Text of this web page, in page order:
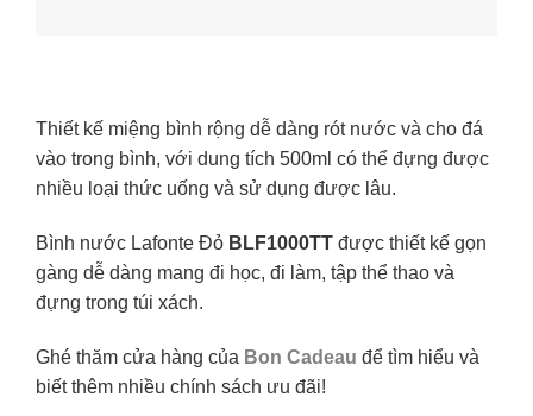
Thiết kế miệng bình rộng dễ dàng rót nước và cho đá
vào trong bình, với dung tích 500ml có thể đựng được
nhiều loại thức uống và sử dụng được lâu.
Bình nước Lafonte Đỏ BLF1000TT được thiết kế gọn
gàng dễ dàng mang đi học, đi làm, tập thể thao và
đựng trong túi xách.
Ghé thăm cửa hàng của Bon Cadeau để tìm hiểu và
biết thêm nhiều chính sách ưu đãi!